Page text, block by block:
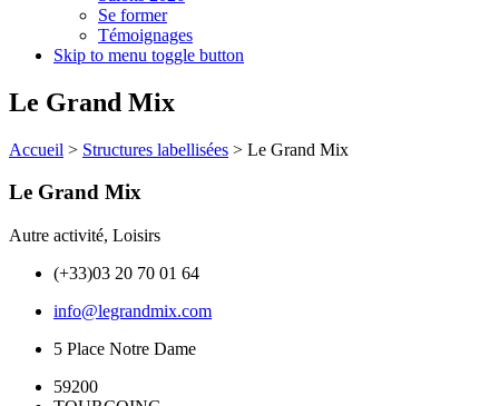
Se former
Témoignages
Skip to menu toggle button
Le Grand Mix
Accueil > Structures labellisées > Le Grand Mix
Le Grand Mix
Autre activité, Loisirs
(+33)03 20 70 01 64
info@legrandmix.com
5 Place Notre Dame
59200